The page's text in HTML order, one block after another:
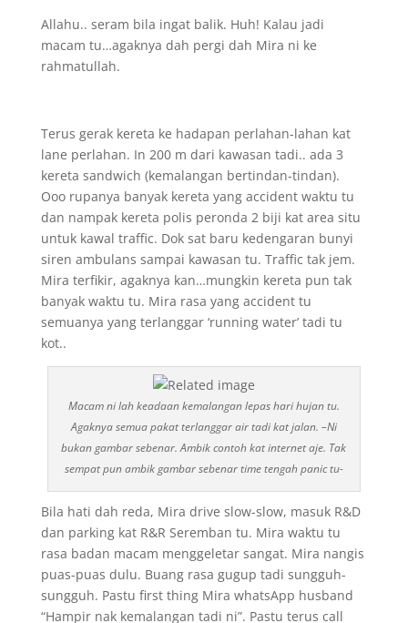
Allahu.. seram bila ingat balik. Huh! Kalau jadi
macam tu…agaknya dah pergi dah Mira ni ke
rahmatullah.
Terus gerak kereta ke hadapan perlahan-lahan kat
lane perlahan. In 200 m dari kawasan tadi.. ada 3
kereta sandwich (kemalangan bertindan-tindan).
Ooo rupanya banyak kereta yang accident waktu tu
dan nampak kereta polis peronda 2 biji kat area situ
untuk kawal traffic. Dok sat baru kedengaran bunyi
siren ambulans sampai kawasan tu. Traffic tak jem.
Mira terfikir, agaknya kan…mungkin kereta pun tak
banyak waktu tu. Mira rasa yang accident tu
semuanya yang terlanggar ‘running water’ tadi tu
kot..
Macam ni lah keadaan kemalangan lepas hari hujan tu.
Agaknya semua pakat terlanggar air tadi kat jalan. –Ni
bukan gambar sebenar. Ambik contoh kat internet aje. Tak
sempat pun ambik gambar sebenar time tengah panic tu-
Bila hati dah reda, Mira drive slow-slow, masuk R&D
dan parking kat R&R Seremban tu. Mira waktu tu
rasa badan macam menggeletar sangat. Mira nangis
puas-puas dulu. Buang rasa gugup tadi sungguh-
sungguh. Pastu first thing Mira whatsApp husband
“Hampir nak kemalangan tadi ni”. Pastu terus call